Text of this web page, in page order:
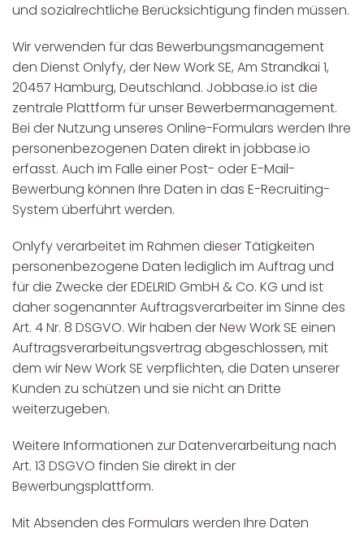
und sozialrechtliche Berücksichtigung finden müssen.
Wir verwenden für das Bewerbungsmanagement
den Dienst Onlyfy, der New Work SE, Am Strandkai 1,
20457 Hamburg, Deutschland. Jobbase.io ist die
zentrale Plattform für unser Bewerbermanagement.
Bei der Nutzung unseres Online-Formulars werden Ihre
personenbezogenen Daten direkt in jobbase.io
erfasst. Auch im Falle einer Post- oder E-Mail-
Bewerbung können Ihre Daten in das E-Recruiting-
System überführt werden.
Onlyfy verarbeitet im Rahmen dieser Tätigkeiten
personenbezogene Daten lediglich im Auftrag und
für die Zwecke der EDELRID GmbH & Co. KG und ist
daher sogenannter Auftragsverarbeiter im Sinne des
Art. 4 Nr. 8 DSGVO. Wir haben der New Work SE einen
Auftragsverarbeitungsvertrag abgeschlossen, mit
dem wir New Work SE verpflichten, die Daten unserer
Kunden zu schützen und sie nicht an Dritte
weiterzugeben.
Weitere Informationen zur Datenverarbeitung nach
Art. 13 DSGVO finden Sie direkt in der
Bewerbungsplattform.
Mit Absenden des Formulars werden Ihre Daten